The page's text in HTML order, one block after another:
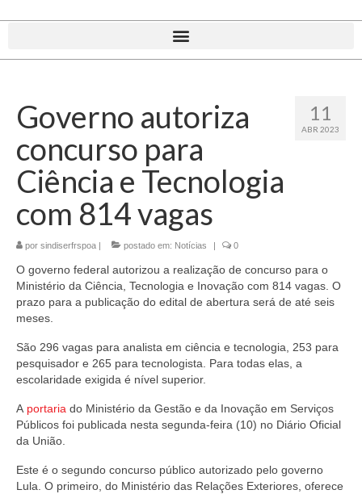
11
ABR 2023
Governo autoriza
concurso para
Ciência e Tecnologia
com 814 vagas
por sindiserfrspoa | postado em: Notícias | 0
O governo federal autorizou a realização de concurso para o
Ministério da Ciência, Tecnologia e Inovação com 814 vagas. O
prazo para a publicação do edital de abertura será de até seis
meses.
São 296 vagas para analista em ciência e tecnologia, 253 para
pesquisador e 265 para tecnologista. Para todas elas, a
escolaridade exigida é nível superior.
A portaria do Ministério da Gestão e da Inovação em Serviços
Públicos foi publicada nesta segunda-feira (10) no Diário Oficial
da União.
Este é o segundo concurso público autorizado pelo governo
Lula. O primeiro, do Ministério das Relações Exteriores, oferece